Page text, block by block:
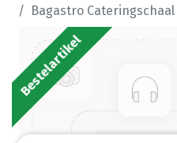
Bagastro Cateringschaal
Bestelartikel